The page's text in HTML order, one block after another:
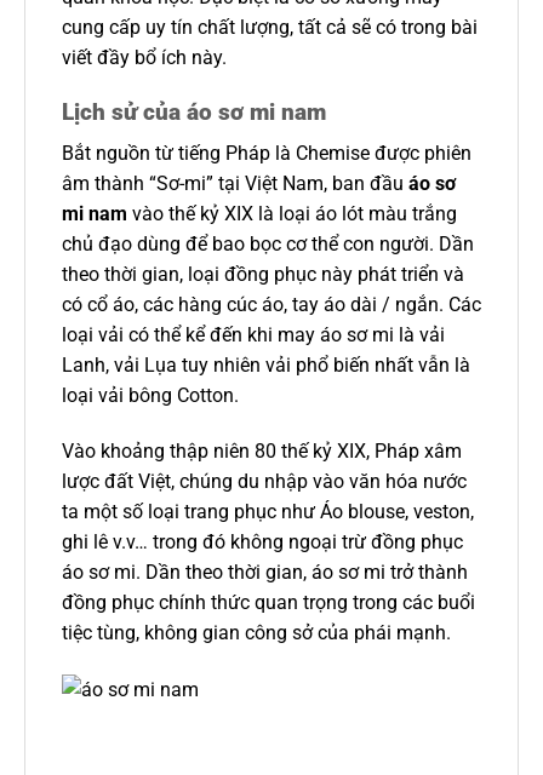
cung cấp uy tín chất lượng, tất cả sẽ có trong bài
viết đầy bổ ích này.
Lịch sử của áo sơ mi nam
Bắt nguồn từ tiếng Pháp là Chemise được phiên
âm thành “Sơ-mi” tại Việt Nam, ban đầu áo sơ
mi nam vào thế kỷ XIX là loại áo lót màu trắng
chủ đạo dùng để bao bọc cơ thể con người. Dần
theo thời gian, loại đồng phục này phát triển và
có cổ áo, các hàng cúc áo, tay áo dài / ngắn. Các
loại vải có thể kể đến khi may áo sơ mi là vải
Lanh, vải Lụa tuy nhiên vải phổ biến nhất vẫn là
loại vải bông Cotton.
Vào khoảng thập niên 80 thế kỷ XIX, Pháp xâm
lược đất Việt, chúng du nhập vào văn hóa nước
ta một số loại trang phục như Áo blouse, veston,
ghi lê v.v… trong đó không ngoại trừ đồng phục
áo sơ mi. Dần theo thời gian, áo sơ mi trở thành
đồng phục chính thức quan trọng trong các buổi
tiệc tùng, không gian công sở của phái mạnh.